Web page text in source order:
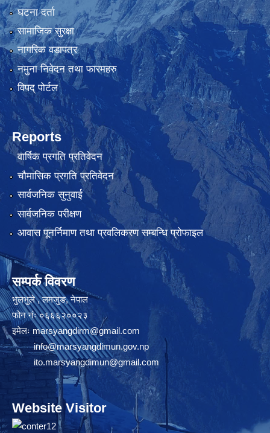
घटना दर्ता
सामाजिक सुरक्षा
नागरिक वडापत्र
नमुना निवेदन तथा फारमहरु
विपद् पोर्टल
Reports
वार्षिक प्रगति प्रतिवेदन
चौमासिक प्रगति प्रतिवेदन
सार्वजनिक सुनुवाई
सार्वजनिक परीक्षण
आवास पूनर्निमाण तथा प्रवलिकरण सम्बन्धि प्रोफाइल
सम्पर्क विवरण
भुलभुले , लमजुङ, नेपाल
फोन नंः ०६६६२००२३
इमेलः marsyangdirm@gmail.com
info@marsyangdimun.gov.np
ito.marsyangdimun@gmail.com
Website Visitor